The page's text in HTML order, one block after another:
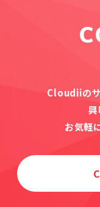
Cloudiiの
興
お気軽